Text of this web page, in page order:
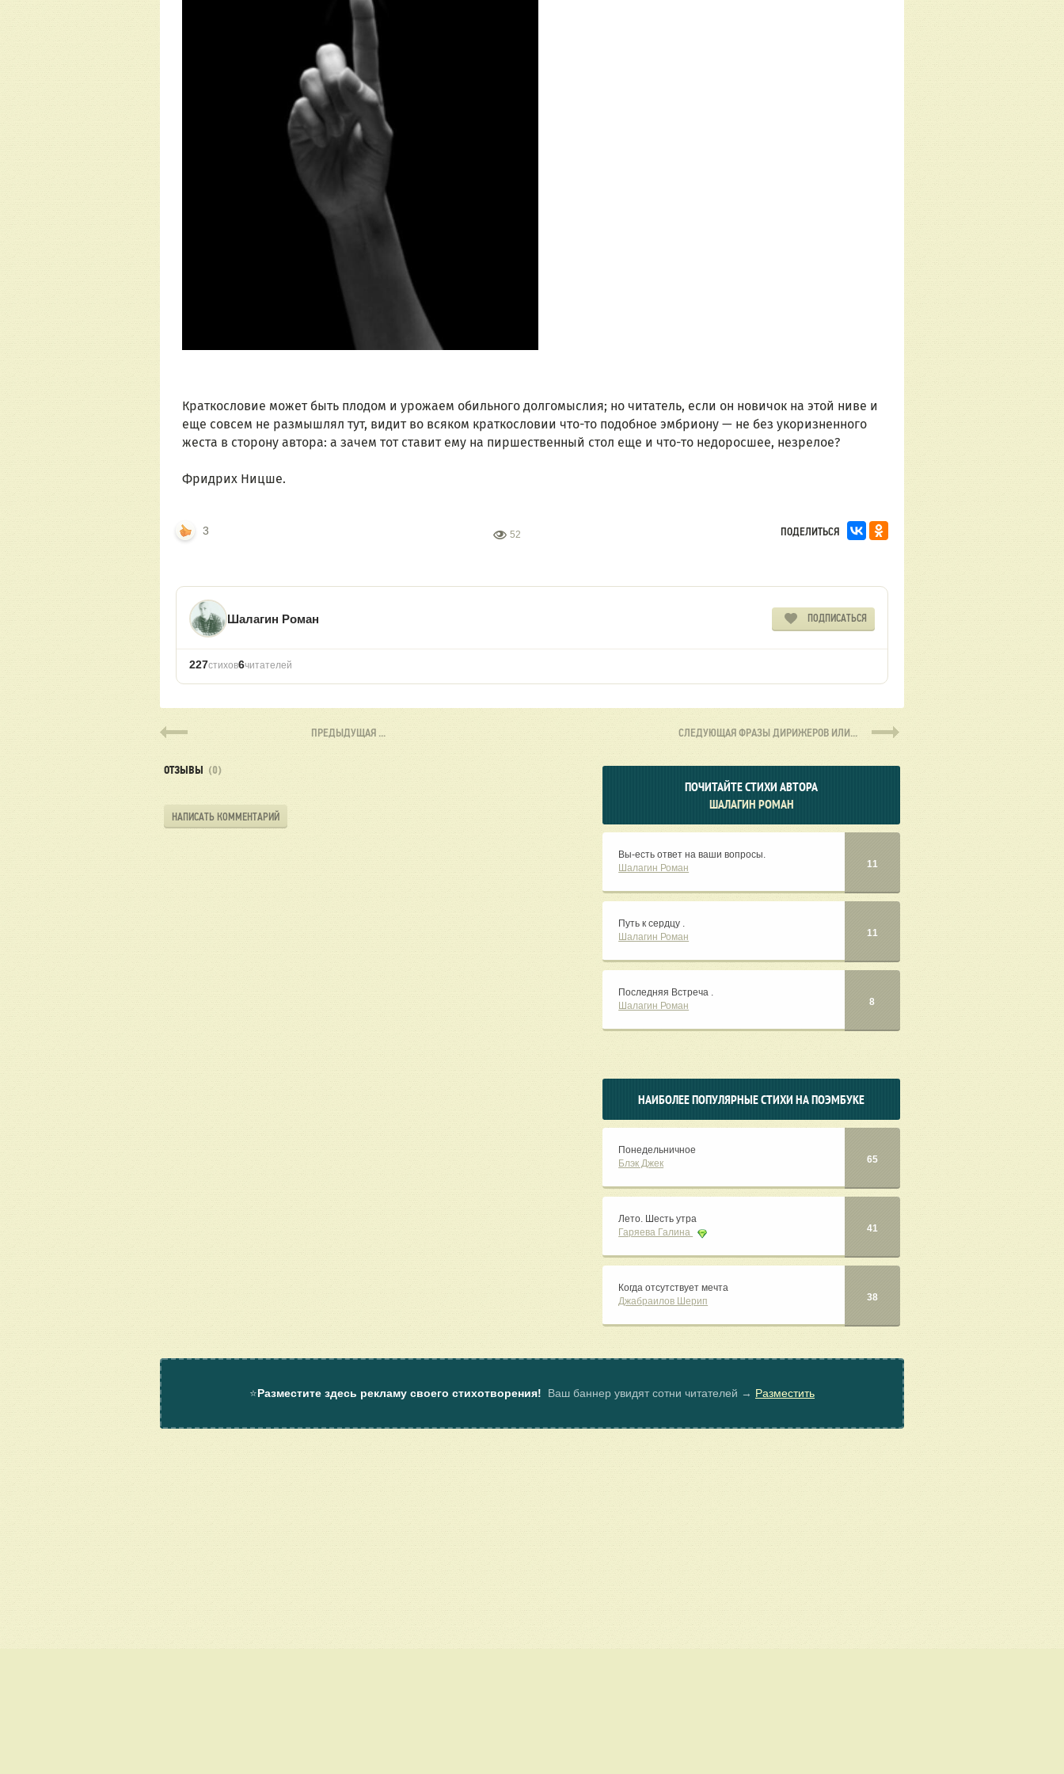
Краткословие может быть плодом и урожаем обильного долгомыслия; но читатель, если он новичок на этой ниве и
еще совсем не размышлял тут, видит во всяком краткословии что-то подобное эмбриону — не без укоризненного
жеста в сторону автора: а зачем тот ставит ему на пиршественный стол еще и что-то недоросшее, незрелое?
Фридрих Ницше.
3 52 ПОДЕЛИТЬСЯ
Шалагин Роман ПОДПИСАТЬСЯ
227стихов6читателей
ПРЕДЫДУЩАЯ ... СЛЕДУЮЩАЯФРАЗЫ ДИРИЖЕРОВ ИЛИ...
ОТЗЫВЫ (0)
НАПИСАТЬ КОММЕНТАРИЙ
ПОЧИТАЙТЕ СТИХИ АВТОРА
ШАЛАГИН РОМАН
Вы-есть ответ на ваши вопросы.
Шалагин Роман
11
Путь к сердцу .
Шалагин Роман
11
Последняя Встреча .
Шалагин Роман
8
НАИБОЛЕЕ ПОПУЛЯРНЫЕ СТИХИ НА ПОЭМБУКЕ
Понедельничное
Блэк Джек
65
Лето. Шесть утра
Гаряева Галина
41
Когда отсутствует мечта
Джабраилов Шерип
38
⭐Разместите здесь рекламу своего стихотворения! Ваш баннер увидят сотни читателей → Разместить